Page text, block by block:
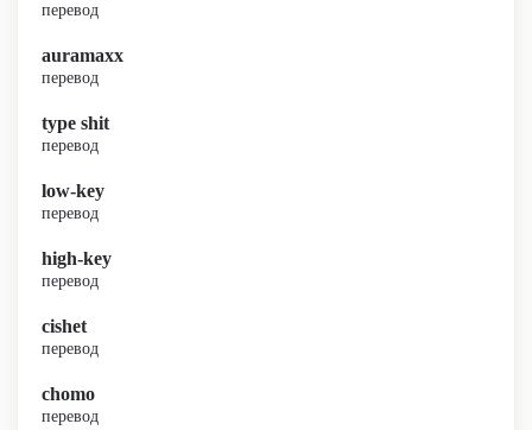
перевод
auramaxx
перевод
type shit
перевод
low-key
перевод
high-key
перевод
cishet
перевод
chomo
перевод